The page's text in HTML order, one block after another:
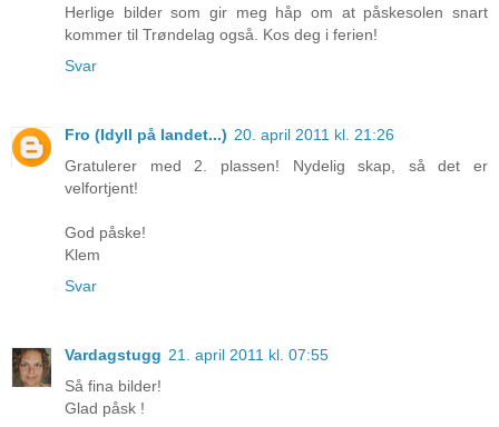
Herlige bilder som gir meg håp om at påskesolen snart
kommer til Trøndelag også. Kos deg i ferien!
Svar
Fro (Idyll på landet...) 20. april 2011 kl. 21:26
Gratulerer med 2. plassen! Nydelig skap, så det er
velfortjent!
God påske!
Klem
Svar
Vardagstugg 21. april 2011 kl. 07:55
Så fina bilder!
Glad påsk !